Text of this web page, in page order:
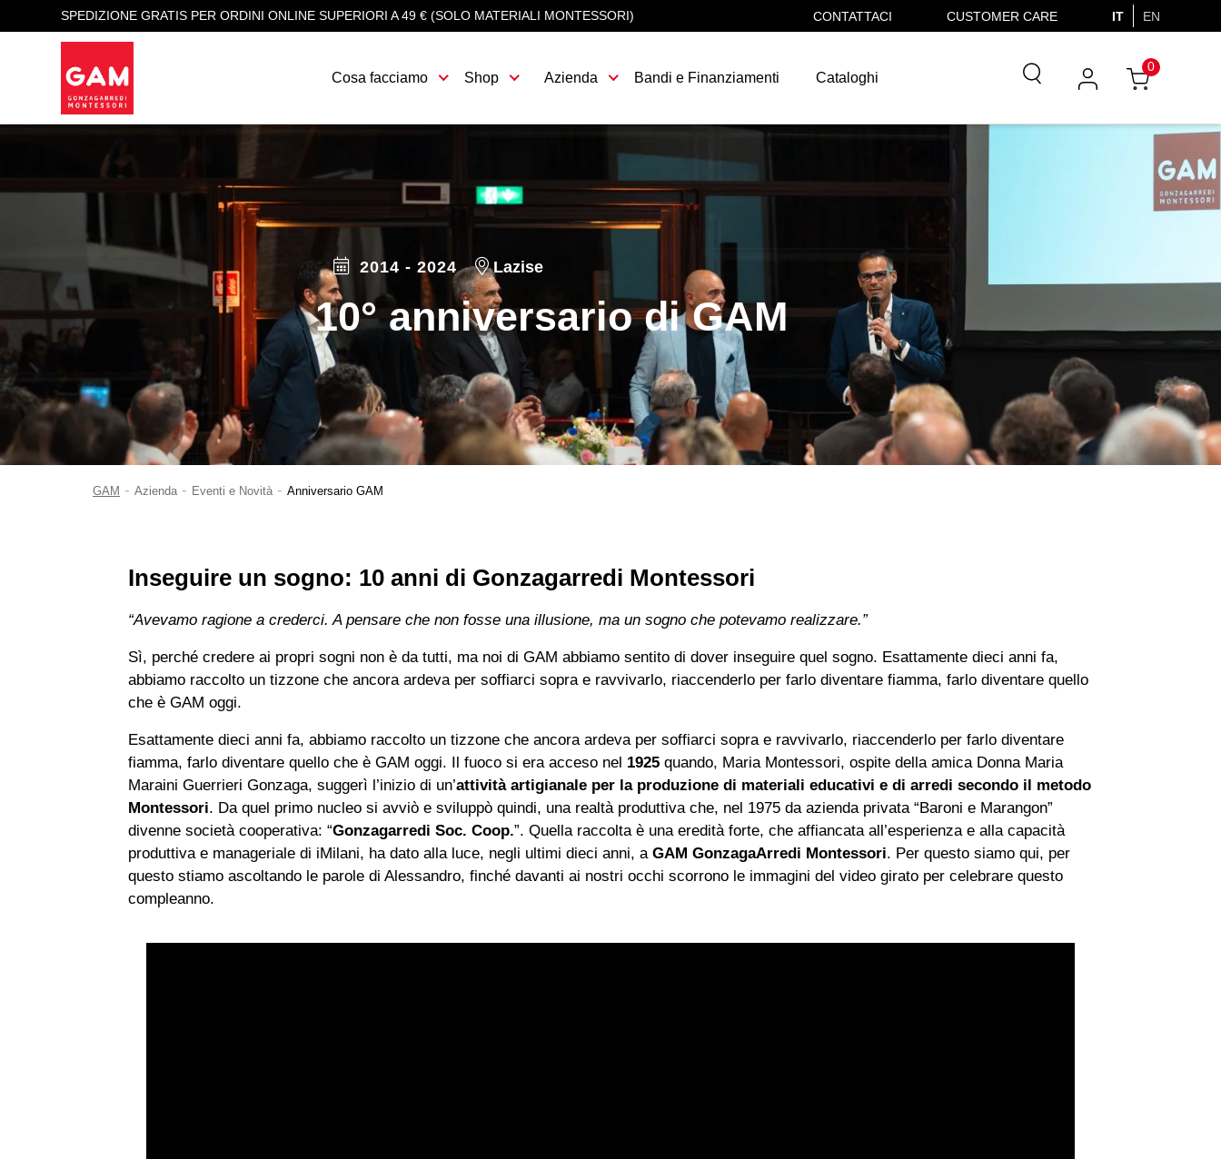
SPEDIZIONE GRATIS PER ORDINI ONLINE SUPERIORI A 49 € (SOLO MATERIALI MONTESSORI) CONTATTACI CUSTOMER CARE IT EN
Cosa facciamo Shop Azienda Bandi e Finanziamenti Cataloghi
0
2014 - 2024 Lazise
10° anniversario di GAM
GAM - Azienda - Eventi e Novità - Anniversario GAM
Inseguire un sogno: 10 anni di Gonzagarredi Montessori
“Avevamo ragione a crederci. A pensare che non fosse una illusione, ma un sogno che potevamo realizzare.”
Sì, perché credere ai propri sogni non è da tutti, ma noi di GAM abbiamo sentito di dover inseguire quel sogno. Esattamente dieci anni fa,
abbiamo raccolto un tizzone che ancora ardeva per soffiarci sopra e ravvivarlo, riaccenderlo per farlo diventare fiamma, farlo diventare quello
che è GAM oggi.
Esattamente dieci anni fa, abbiamo raccolto un tizzone che ancora ardeva per soffiarci sopra e ravvivarlo, riaccenderlo per farlo diventare
fiamma, farlo diventare quello che è GAM oggi. Il fuoco si era acceso nel 1925 quando, Maria Montessori, ospite della amica Donna Maria
Maraini Guerrieri Gonzaga, suggerì l’inizio di un’attività artigianale per la produzione di materiali educativi e di arredi secondo il metodo
Montessori. Da quel primo nucleo si avviò e sviluppò quindi, una realtà produttiva che, nel 1975 da azienda privata “Baroni e Marangon”
divenne società cooperativa: “Gonzagarredi Soc. Coop.”. Quella raccolta è una eredità forte, che affiancata all’esperienza e alla capacità
produttiva e manageriale di iMilani, ha dato alla luce, negli ultimi dieci anni, a GAM GonzagaArredi Montessori. Per questo siamo qui, per
questo stiamo ascoltando le parole di Alessandro, finché davanti ai nostri occhi scorrono le immagini del video girato per celebrare questo
compleanno.